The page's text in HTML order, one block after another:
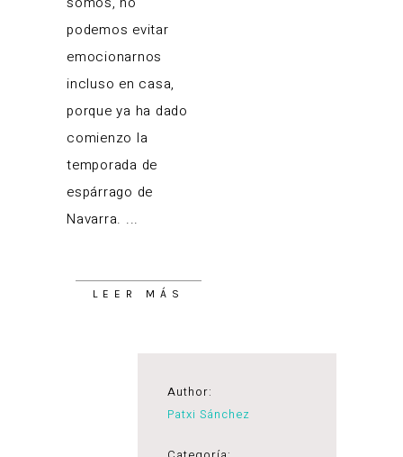
podemos evitar
emocionarnos
incluso en casa,
porque ya ha dado
comienzo la
temporada de
espárrago de
Navarra.
LEER MÁS
Author:
Patxi Sánchez